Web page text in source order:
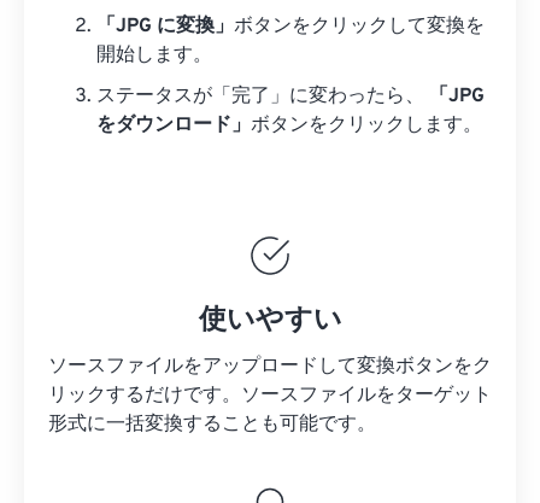
「JPG に変換」 ボタンをクリックして変換を
開始します。
ステータスが「完了」に変わったら、
「JPG
をダウンロード」 ボタンをクリックします。
使いやすい
ソースファイルをアップロードして変換ボタンをク
リックするだけです。 ソースファイルをターゲット
形式に一括変換することも可能です。